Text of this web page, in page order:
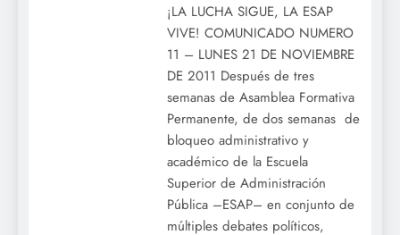
¡LA LUCHA SIGUE, LA ESAP
VIVE! COMUNICADO NUMERO
11 – LUNES 21 DE NOVIEMBRE
DE 2011 Después de tres
semanas de Asamblea Formativa
Permanente, de dos semanas de
bloqueo administrativo y
académico de la Escuela
Superior de Administración
Pública –ESAP– en conjunto de
múltiples debates políticos,